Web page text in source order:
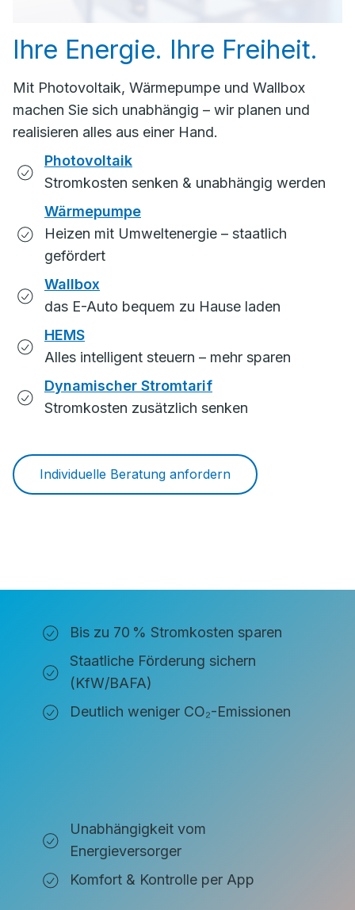
Ihre Energie. Ihre Freiheit.
Mit Photovoltaik, Wärmepumpe und Wallbox
machen Sie sich unabhängig – wir planen und
realisieren alles aus einer Hand.
Photovoltaik
Stromkosten senken & unabhängig werden
Wärmepumpe
Heizen mit Umweltenergie – staatlich
gefördert
Wallbox
das E-Auto bequem zu Hause laden
HEMS
Alles intelligent steuern – mehr sparen
Dynamischer Stromtarif
Stromkosten zusätzlich senken
Individuelle Beratung anfordern
Bis zu 70 % Stromkosten sparen
Staatliche Förderung sichern
(KfW/BAFA)
Deutlich weniger CO₂-Emissionen
Unabhängigkeit vom
Energieversorger
Komfort & Kontrolle per App